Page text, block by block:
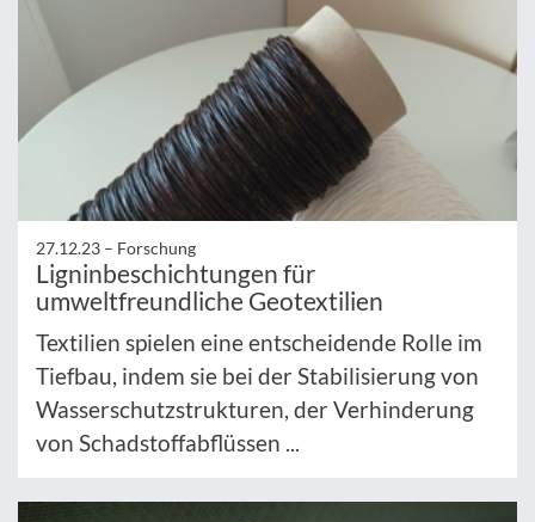
27.12.23 – Forschung
Ligninbeschichtungen für
umweltfreundliche Geotextilien
Textilien spielen eine entscheidende Rolle im
Tiefbau, indem sie bei der Stabilisierung von
Wasserschutzstrukturen, der Verhinderung
von Schadstoffabflüssen ...